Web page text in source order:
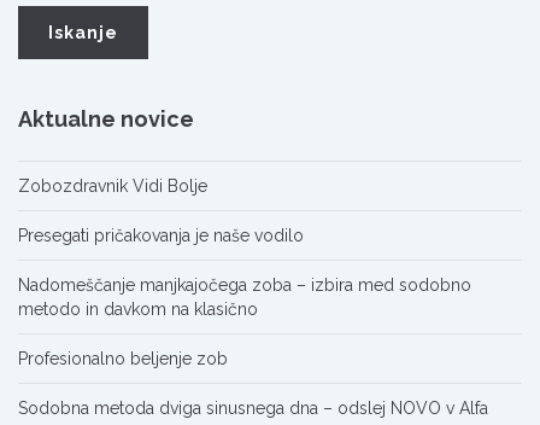
Aktualne novice
Zobozdravnik Vidi Bolje
Presegati pričakovanja je naše vodilo
Nadomeščanje manjkajočega zoba – izbira med sodobno
metodo in davkom na klasično
Profesionalno beljenje zob
Sodobna metoda dviga sinusnega dna – odslej NOVO v Alfa